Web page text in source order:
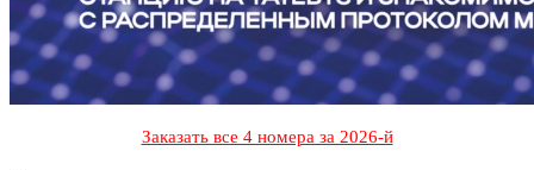
Заказать все 4 номера за 2026-й